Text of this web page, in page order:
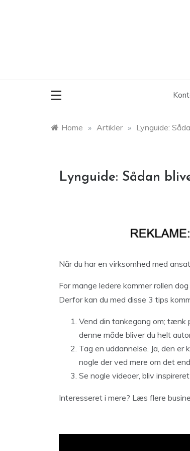
Home » Artikler » Lynguide:
Lynguide: Sådan
Når du har en virksomhed med
For mange ledere kommer rollen
Derfor kan du med disse 3 tips
Vend din tankegang om; tænk
denne måde bliver du helt
Tag en uddannelse. Ja, den
nogle der ved mere om det
Se nogle videoer, bliv
Interesseret i mere? Læs flere